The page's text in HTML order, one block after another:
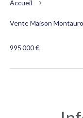
Accueil
Vente Maison
995 000 €